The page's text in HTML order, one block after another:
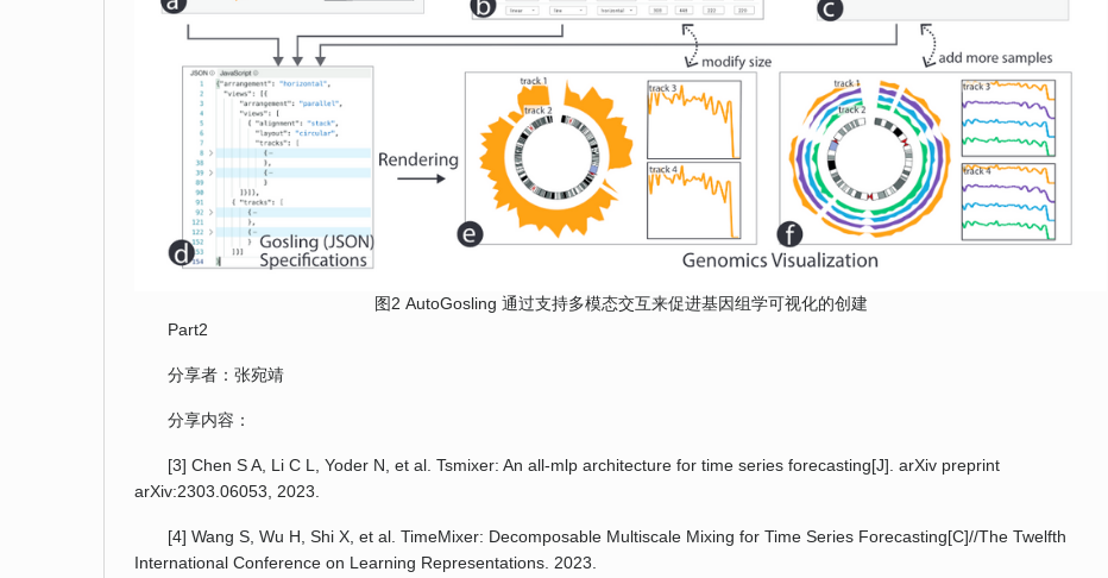
图2 AutoGosling 通过支持多模态交互来促进基因组学可视化的创建
Part2
分享者：张宛靖
分享内容：
[3] Chen S A, Li C L, Yoder N, et al. Tsmixer: An all-mlp architecture for time series forecasting[J]. arXiv preprint
arXiv:2303.06053, 2023.
[4] Wang S, Wu H, Shi X, et al. TimeMixer: Decomposable Multiscale Mixing for Time Series Forecasting[C]//The Twelfth
International Conference on Learning Representations. 2023.